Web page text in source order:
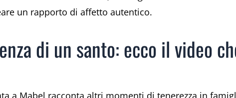
un rapporto di affetto autentico.
di un santo: ecco il video
a Mabel racconta altri momenti di tenerezza in